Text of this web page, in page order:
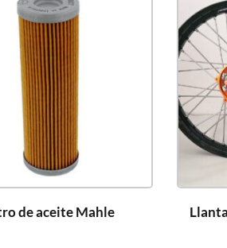
de aceite Mahle